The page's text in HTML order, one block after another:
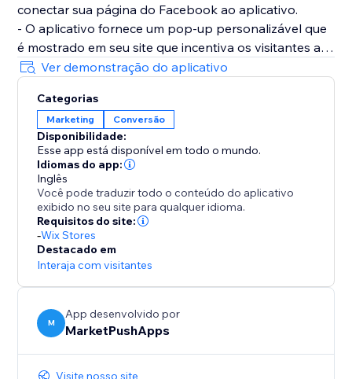
conectar sua página do Facebook ao aplicativo.
- O aplicativo fornece um pop-up personalizável que
é mostrado em seu site que incentiva os visitantes a
se inscreverem para receber notificações de sua Loja.
- O pop-up aparece quando Adicionar ao Carrinho é
clicado ou no Exit-Intent (quando os clientes saem do
seu site sem adicionar nada ao carrinho).
- Qualquer visitante que se inscreveu nas notificações,
mas não finalizou a compra, receberá mensagens
SMS, WhatsApp ou Facebook dentro de 24 horas
para lembrá-los da compra esquecida.
Ver demonstração do aplicativo
Categorias
Marketing Conversão
Disponibilidade:
Esse app está disponível em todo o mundo.
Idiomas do app:
Inglês
Você pode traduzir todo o conteúdo do aplicativo
exibido no seu site para qualquer idioma.
Requisitos do site:
-Wix Stores
Destacado em
Interaja com visitantes
M
App desenvolvido por
MarketPushApps
Visite nosso site